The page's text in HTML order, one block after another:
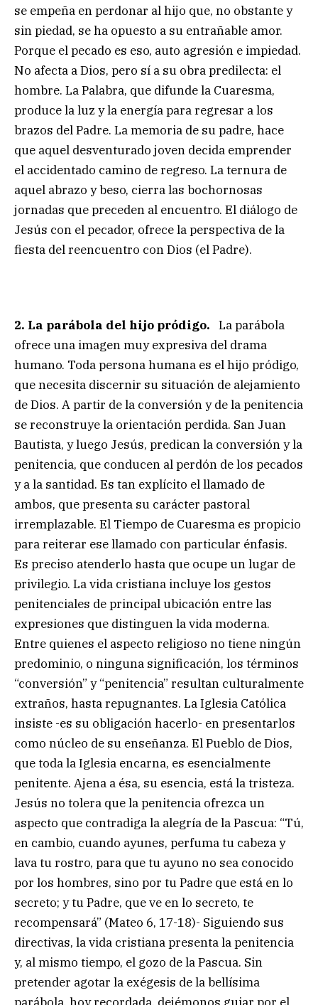
se empeña en perdonar al hijo que, no obstante y
sin piedad, se ha opuesto a su entrañable amor.
Porque el pecado es eso, auto agresión e impiedad.
No afecta a Dios, pero sí a su obra predilecta: el
hombre. La Palabra, que difunde la Cuaresma,
produce la luz y la energía para regresar a los
brazos del Padre. La memoria de su padre, hace
que aquel desventurado joven decida emprender
el accidentado camino de regreso. La ternura de
aquel abrazo y beso, cierra las bochornosas
jornadas que preceden al encuentro. El diálogo de
Jesús con el pecador, ofrece la perspectiva de la
fiesta del reencuentro con Dios (el Padre).
2. La parábola del hijo pródigo. La parábola
ofrece una imagen muy expresiva del drama
humano. Toda persona humana es el hijo pródigo,
que necesita discernir su situación de alejamiento
de Dios. A partir de la conversión y de la penitencia
se reconstruye la orientación perdida. San Juan
Bautista, y luego Jesús, predican la conversión y la
penitencia, que conducen al perdón de los pecados
y a la santidad. Es tan explícito el llamado de
ambos, que presenta su carácter pastoral
irremplazable. El Tiempo de Cuaresma es propicio
para reiterar ese llamado con particular énfasis.
Es preciso atenderlo hasta que ocupe un lugar de
privilegio. La vida cristiana incluye los gestos
penitenciales de principal ubicación entre las
expresiones que distinguen la vida moderna.
Entre quienes el aspecto religioso no tiene ningún
predominio, o ninguna significación, los términos
“conversión” y “penitencia” resultan culturalmente
extraños, hasta repugnantes. La Iglesia Católica
insiste -es su obligación hacerlo- en presentarlos
como núcleo de su enseñanza. El Pueblo de Dios,
que toda la Iglesia encarna, es esencialmente
penitente. Ajena a ésa, su esencia, está la tristeza.
Jesús no tolera que la penitencia ofrezca un
aspecto que contradiga la alegría de la Pascua: “Tú,
en cambio, cuando ayunes, perfuma tu cabeza y
lava tu rostro, para que tu ayuno no sea conocido
por los hombres, sino por tu Padre que está en lo
secreto; y tu Padre, que ve en lo secreto, te
recompensará” (Mateo 6, 17-18)- Siguiendo sus
directivas, la vida cristiana presenta la penitencia
y, al mismo tiempo, el gozo de la Pascua. Sin
pretender agotar la exégesis de la bellísima